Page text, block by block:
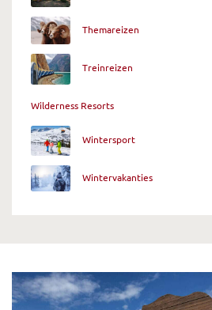
Themareizen
Treinreizen
Wilderness Resorts
Wintersport
Wintervakanties